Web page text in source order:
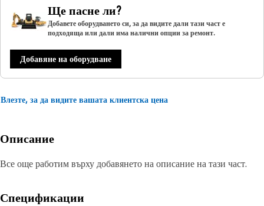
Ще пасне ли?
Добавете оборудването си, за да видите дали тази част е
подходяща или дали има налични опции за ремонт.
Добавяне на оборудване
Влезте, за да видите вашата клиентска цена
Описание
Все още работим върху добавянето на описание на тази част.
Спецификации